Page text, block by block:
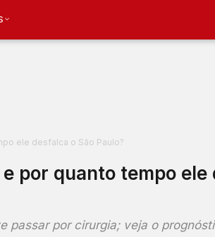
ele desfalca o São Paulo?
por quanto tempo ele
passar por cirurgia; veja o